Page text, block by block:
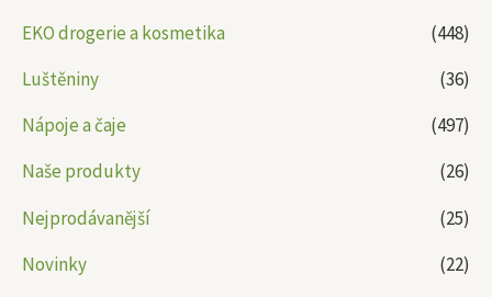
EKO drogerie a kosmetika
(448)
Luštěniny
(36)
Nápoje a čaje
(497)
Naše produkty
(26)
Nejprodávanější
(25)
Novinky
(22)